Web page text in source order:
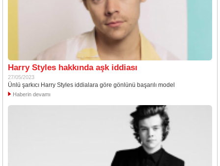
Harry Styles hakkında aşk iddiası
27/05/2023
Ünlü şarkıcı Harry Styles iddialara göre gönlünü başarılı model
Haberin devamı